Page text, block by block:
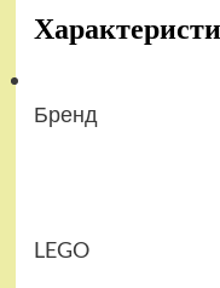
Бренд
LEGO